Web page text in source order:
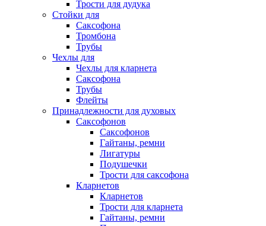
Трости для дудука
Стойки для
Саксофона
Тромбона
Трубы
Чехлы для
Чехлы для кларнета
Саксофона
Трубы
Флейты
Принадлежности для духовых
Саксофонов
Саксофонов
Гайтаны, ремни
Лигатуры
Подушечки
Трости для саксофона
Кларнетов
Кларнетов
Трости для кларнета
Гайтаны, ремни